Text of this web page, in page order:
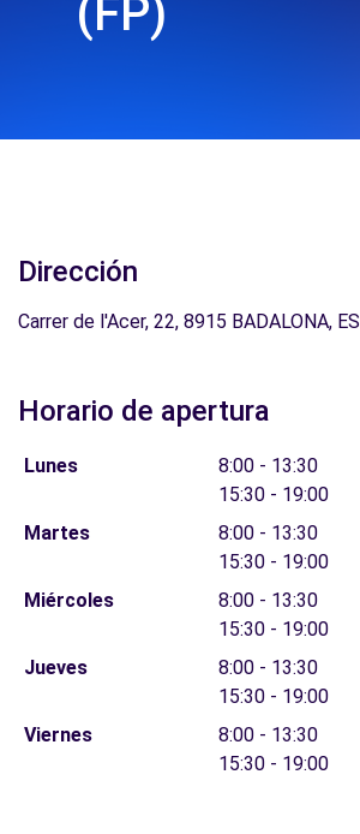
(FP)
Dirección
Carrer de l'Acer, 22, 8915 BADALONA, ES
Horario de apertura
Lunes
8:00 - 13:30
15:30 - 19:00
Martes
8:00 - 13:30
15:30 - 19:00
Miércoles
8:00 - 13:30
15:30 - 19:00
Jueves
8:00 - 13:30
15:30 - 19:00
Viernes
8:00 - 13:30
15:30 - 19:00